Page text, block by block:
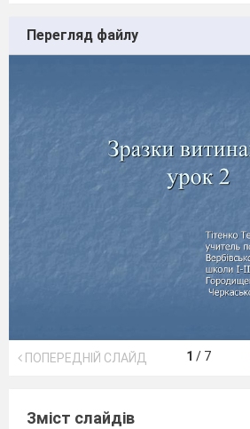
Перегляд файлу
ПОПЕРЕДНІЙ СЛАЙД 1 / 7
Зміст слайдів